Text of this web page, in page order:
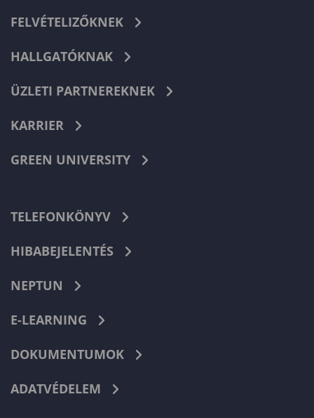
FELVÉTELIZŐKNEK
HALLGATÓKNAK
ÜZLETI PARTNEREKNEK
KARRIER
GREEN UNIVERSITY
TELEFONKÖNYV
HIBABEJELENTÉS
NEPTUN
E-LEARNING
DOKUMENTUMOK
ADATVÉDELEM